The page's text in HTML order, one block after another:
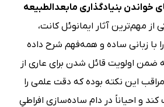
خواندن بنیادگذاری مابعدالطبیعه
از مهم‌ترین آثار ایمانوئل کانت،
با زبانی ساده و همه‌فهم شرح داده
ضمن اولویت قائل شدن برای عاری از
این نکته بوده که دقت علمی را
و احیاناً در دام ساده‌سازی افراطیِ